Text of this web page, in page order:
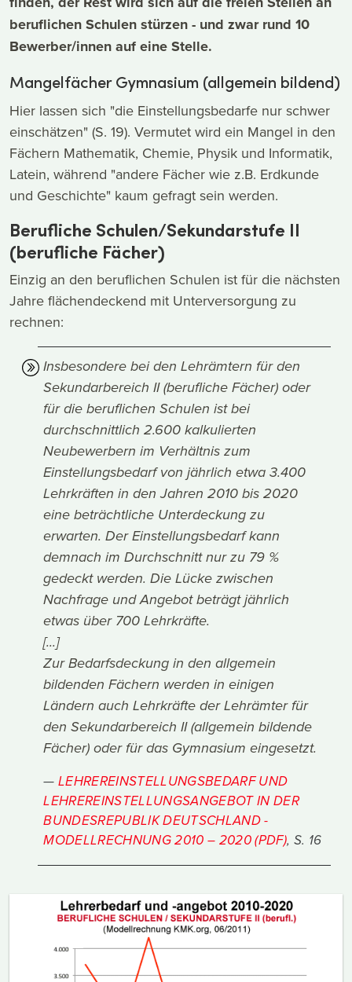
beruflichen Schulen stürzen - und zwar rund 10
Bewerber/innen auf eine Stelle.
Mangelfächer Gymnasium (allgemein bildend)
Hier lassen sich "die Einstellungsbedarfe nur schwer
einschätzen" (S. 19). Vermutet wird ein Mangel in den
Fächern Mathematik, Chemie, Physik und Informatik,
Latein, während "andere Fächer wie z.B. Erdkunde
und Geschichte" kaum gefragt sein werden.
Berufliche Schulen/Sekundarstufe II
(berufliche Fächer)
Einzig an den beruflichen Schulen ist für die nächsten
Jahre flächendeckend mit Unterversorgung zu
rechnen:
Insbesondere bei den Lehrämtern für den
Sekundarbereich II (berufliche Fächer) oder
für die beruflichen Schulen ist bei
durchschnittlich 2.600 kalkulierten
Neubewerbern im Verhältnis zum
Einstellungsbedarf von jährlich etwa 3.400
Lehrkräften in den Jahren 2010 bis 2020
eine beträchtliche Unterdeckung zu
erwarten. Der Einstellungsbedarf kann
demnach im Durchschnitt nur zu 79 %
gedeckt werden. Die Lücke zwischen
Nachfrage und Angebot beträgt jährlich
etwas über 700 Lehrkräfte.
[...]
Zur Bedarfsdeckung in den allgemein
bildenden Fächern werden in einigen
Ländern auch Lehrkräfte der Lehrämter für
den Sekundarbereich II (allgemein bildende
Fächer) oder für das Gymnasium eingesetzt.
LEHREREINSTELLUNGSBEDARF UND
LEHREREINSTELLUNGSANGEBOT IN DER
BUNDESREPUBLIK DEUTSCHLAND -
MODELLRECHNUNG 2010 – 2020 (PDF), S. 16